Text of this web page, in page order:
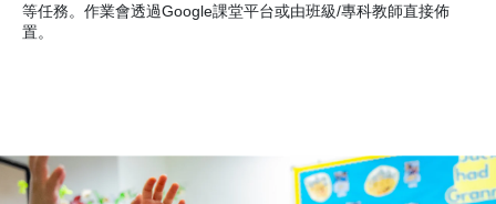
等任務。作業會透過Google課堂平台或由班級/專科教師直接佈
置。